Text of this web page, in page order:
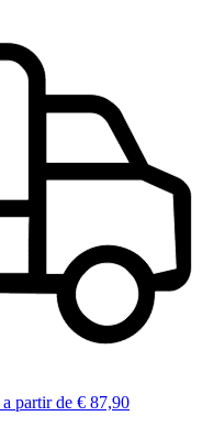
a partir de € 87,90